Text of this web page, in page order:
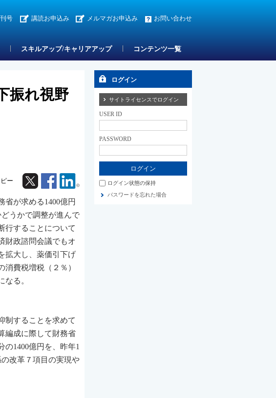
号 講読お申込み メルマガお申込み お問い合わせ
スキルアップ/キャリアアップ コンテンツ一覧
振れ視野
ー Twitter Facebook Linkedin
省が求める1400億円
うかで調整が進んで
行することについて
財政諮問会議でもオ
拡大し、薬価引下げ
費税増税（２％）
る。
制することを求めて
編成に際して財務省
の1400億円を、昨年1
改革７項目の実現や
ログイン
サイトライセンスでログイン
USER ID
PASSWORD
ログイン状態の保持
パスワードを忘れた場合